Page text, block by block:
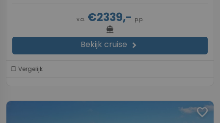
v.a. €2339,- p.p.
directions_boat
Bekijk cruise chevron_right
Vergelijk
favorite